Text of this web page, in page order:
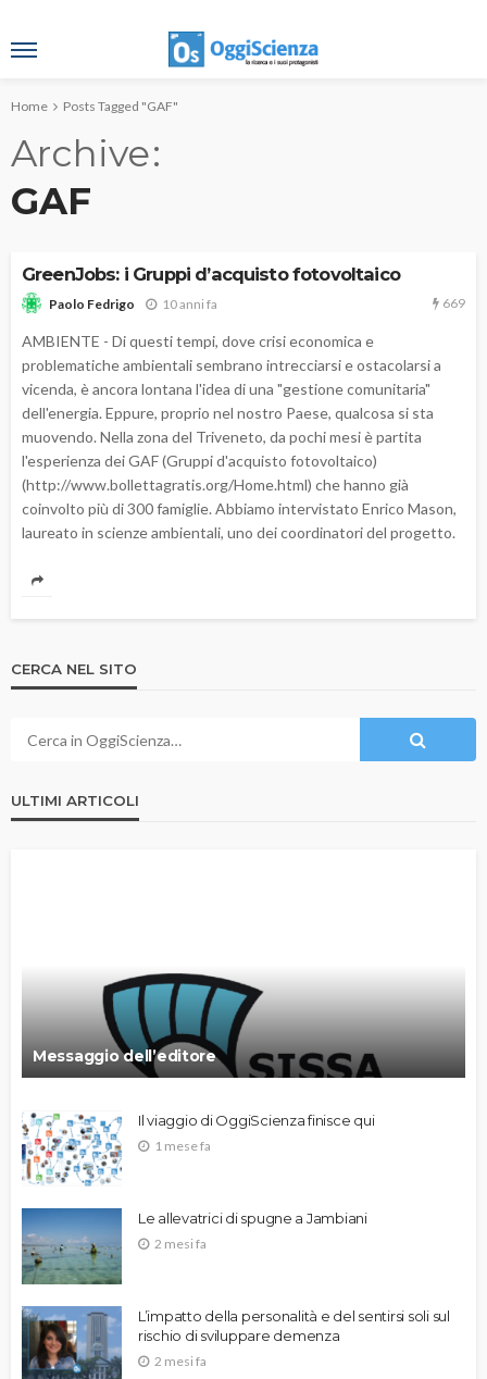
Home Posts Tagged "GAF"
Archive
GAF
GreenJobs: i Gruppi d’acquisto fotovoltaico
Paolo Fedrigo 10 anni fa 669
AMBIENTE - Di questi tempi, dove crisi economica e
problematiche ambientali sembrano intrecciarsi e ostacolarsi a
vicenda, è ancora lontana l'idea di una "gestione comunitaria"
dell'energia. Eppure, proprio nel nostro Paese, qualcosa si sta
muovendo. Nella zona del Triveneto, da pochi mesi è partita
l'esperienza dei GAF (Gruppi d'acquisto fotovoltaico)
(http://www.bollettagratis.org/Home.html) che hanno già
coinvolto più di 300 famiglie. Abbiamo intervistato Enrico Mason,
laureato in scienze ambientali, uno dei coordinatori del progetto.
CERCA NEL SITO
ULTIMI ARTICOLI
Messaggio dell’editore
Il viaggio di OggiScienza finisce qui
1 mese fa
Le allevatrici di spugne a Jambiani
2 mesi fa
L’impatto della personalità e del sentirsi soli sul
rischio di sviluppare demenza
2 mesi fa